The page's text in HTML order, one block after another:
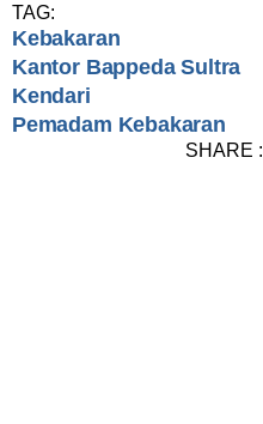
TAG:
Kebakaran
Kantor Bappeda Sultra
Kendari
Pemadam Kebakaran
SHARE :